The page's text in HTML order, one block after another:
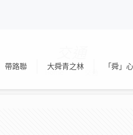
帶路聯 大舜青之林 「舜」
Home